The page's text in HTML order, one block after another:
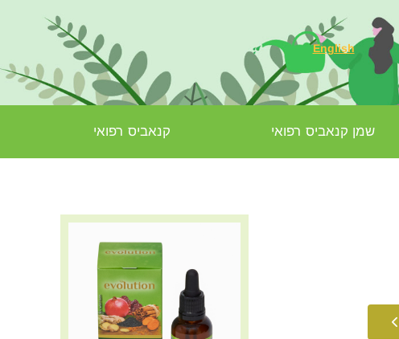
English
שמן קנאביס רפואי קנאביס רפואי